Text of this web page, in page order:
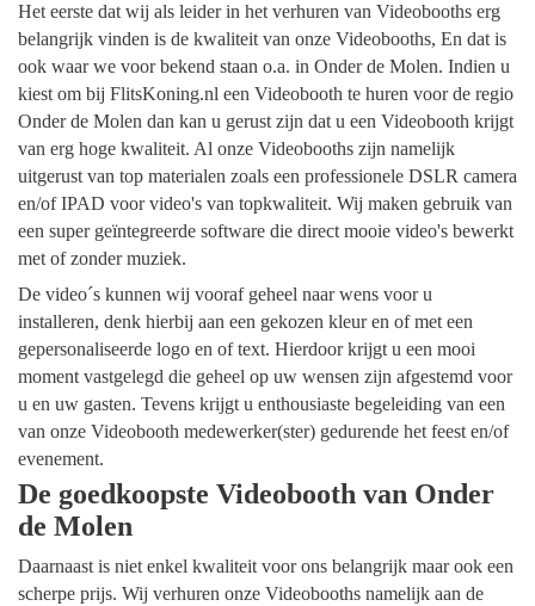
Het eerste dat wij als leider in het verhuren van Videobooths erg
belangrijk vinden is de kwaliteit van onze Videobooths, En dat is
ook waar we voor bekend staan o.a. in Onder de Molen. Indien u
kiest om bij FlitsKoning.nl een Videobooth te huren voor de regio
Onder de Molen dan kan u gerust zijn dat u een Videobooth krijgt
van erg hoge kwaliteit. Al onze Videobooths zijn namelijk
uitgerust van top materialen zoals een professionele DSLR camera
en/of IPAD voor video's van topkwaliteit. Wij maken gebruik van
een super geïntegreerde software die direct mooie video's bewerkt
met of zonder muziek.
De video´s kunnen wij vooraf geheel naar wens voor u
installeren, denk hierbij aan een gekozen kleur en of met een
gepersonaliseerde logo en of text. Hierdoor krijgt u een mooi
moment vastgelegd die geheel op uw wensen zijn afgestemd voor
u en uw gasten. Tevens krijgt u enthousiaste begeleiding van een
van onze Videobooth medewerker(ster) gedurende het feest en/of
evenement.
De goedkoopste Videobooth van Onder
de Molen
Daarnaast is niet enkel kwaliteit voor ons belangrijk maar ook een
scherpe prijs. Wij verhuren onze Videobooths namelijk aan de